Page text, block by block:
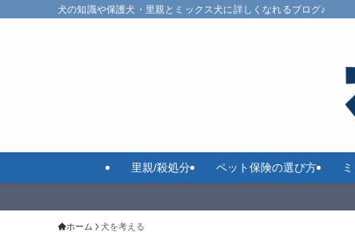
犬の知識や保護犬・里親とミックス犬に詳しくなれるブログ♪
里親/殺処分 ペット保険の選び方
ホーム 犬を考える